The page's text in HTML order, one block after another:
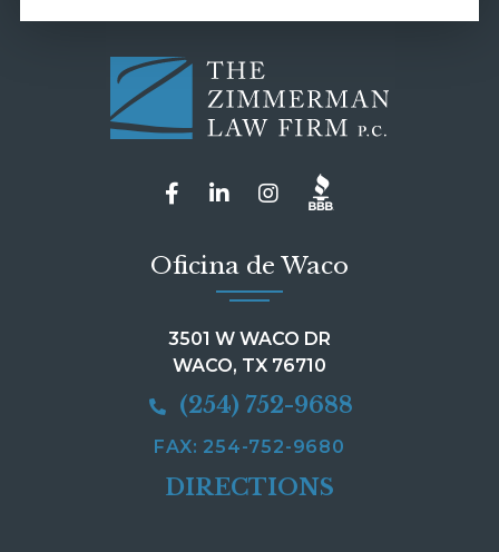
Oficina de Waco
3501 W WACO DR
WACO, TX 76710
(254) 752-9688
FAX: 254-752-9680
DIRECTIONS